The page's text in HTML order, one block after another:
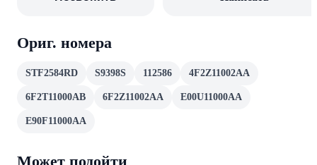
Ориг. номера
STF2584RD S9398S 112586 4F2Z11002AA
6F2T11000AB 6F2Z11002AA E00U11000AA
E90F11000AA
Может подойти